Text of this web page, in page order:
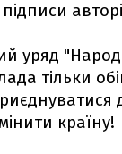
уряд
тільки
країну!